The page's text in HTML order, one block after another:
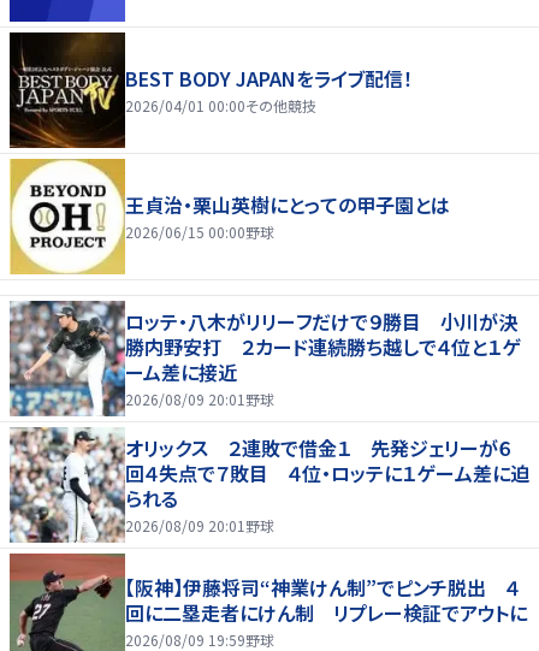
BEST BODY JAPANをライブ配信！
2026/04/01 00:00その他競技
王貞治・栗山英樹にとっての甲子園とは
2026/06/15 00:00野球
ロッテ・八木がリリーフだけで９勝目 小川が決
勝内野安打 ２カード連続勝ち越しで４位と１ゲ
ーム差に接近
2026/08/09 20:01 野球
オリックス ２連敗で借金１ 先発ジェリーが６
回４失点で７敗目 ４位・ロッテに１ゲーム差に迫
られる
2026/08/09 20:01 野球
【阪神】伊藤将司“神業けん制”でピンチ脱出 ４
回に二塁走者にけん制 リプレー検証でアウトに
2026/08/09 19:59野球